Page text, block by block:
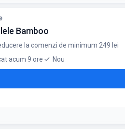
în Club
Bamboo
la comenzi de minimum 249 lei
acum 9 ore Nou